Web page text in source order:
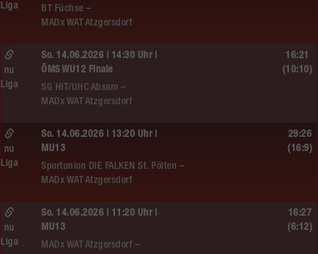
BT Füchse –
MADx WAT Atzgersdorf
Liga
So. 14.06.2026 | 14:30 Uhr |
ÖMS WU12 Finale
SG HIT/UHC Absam –
MADx WAT Atzgersdorf
nu
Liga
16:21
(10:10)
So. 14.06.2026 | 13:20 Uhr |
MU13
Sportunion DIE FALKEN St. Pölten –
MADx WAT Atzgersdorf
nu
Liga
29:26
(16:9)
So. 14.06.2026 | 11:20 Uhr |
MU13
MADx WAT Atzgersdorf –
nu
Liga
16:27
(6:12)